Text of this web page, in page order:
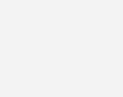
Schulz von Thun am
auf diesen öffentlichen Vortrag
aufmerksam machen, der